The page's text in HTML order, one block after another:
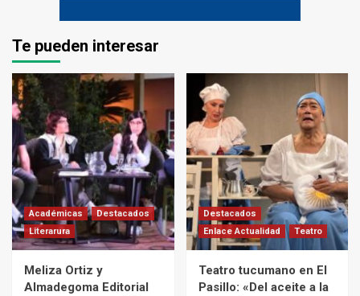
Te pueden interesar
Académicas
Destacados
Literarura
Meliza Ortiz y
Almadegoma Editorial
Destacados
Enlace Actualidad
Teatro
Teatro tucumano en El
Pasillo: «Del aceite a la